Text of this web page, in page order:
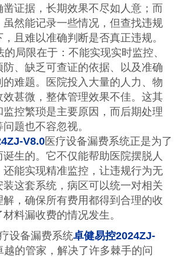
证据，长期效果不尽如人意；而
然能记录一些情况，但查找违规
且难以准确判断是否真正违规。
局限在于：不能实现实时监控、
防、缺乏可查证的依据、以及准确
的难题。医院投入大量的人力、物
效甚微，整体管理效果不佳。这其
监控繁琐是主要原因，而后期处理
题也不容忽视。
V8.0医疗设备漏费系统正是为了
生的。它不仅能帮助医院摆脱人
能实现精准监控，让违规行为无
装这套系统，病区可以统一对相关
，确保所有费用都得到合理的收
料漏收费的情况发生。
设备漏费系统卓健易控2024ZJ-
越的管家，解决了许多棘手的问